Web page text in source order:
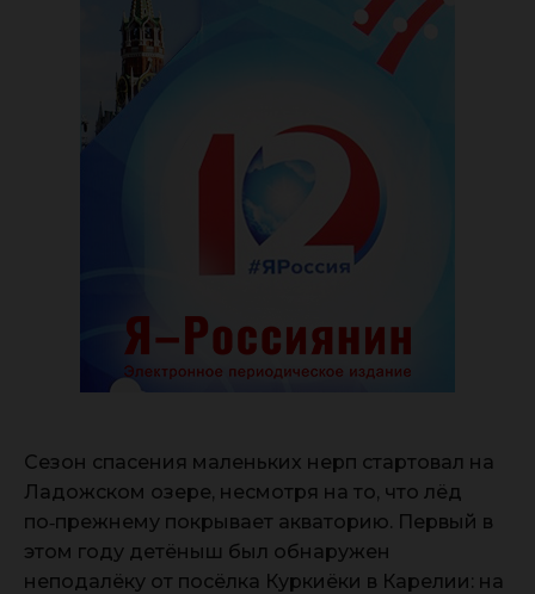
Сезон спасения маленьких нерп стартовал на
Ладожском озере, несмотря на то, что лёд
по‑прежнему покрывает акваторию. Первый в
этом году детёныш был обнаружен
неподалёку от посёлка Куркиёки в Карелии: на